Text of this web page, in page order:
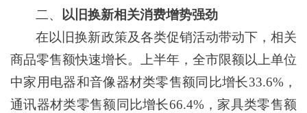
二、 以旧换新相关消费增势强劲
在以旧换新政策及各类促销活动带动下，相关
商品零售额快速增长。上半年，全市限额以上单位
中家用电器和音像器材类零售额同比增长33.6%，
通讯器材类零售额同比增长66.4%，家具类零售额